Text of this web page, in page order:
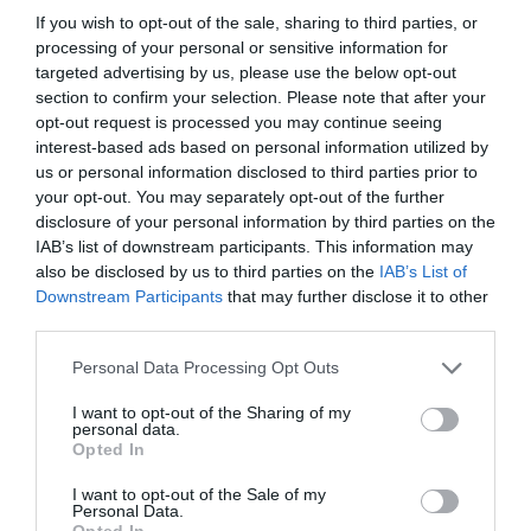
If you wish to opt-out of the sale, sharing to third parties, or
processing of your personal or sensitive information for
targeted advertising by us, please use the below opt-out
section to confirm your selection. Please note that after your
opt-out request is processed you may continue seeing
interest-based ads based on personal information utilized by
us or personal information disclosed to third parties prior to
your opt-out. You may separately opt-out of the further
disclosure of your personal information by third parties on the
IAB’s list of downstream participants. This information may
also be disclosed by us to third parties on the IAB’s List of
Downstream Participants that may further disclose it to other
Personal Data Processing Opt Outs
I want to opt-out of the Sharing of my
personal data.
Opted In
I want to opt-out of the Sale of my
Personal Data.
τις καμέλιες), Κωνσταντίνου Χρηστομάνου (Η κερένια
κούκλα), Μαρίας Ιορδανίδου (Λωξάντρα) και Μένη
Κουμανταρέα (Η κυρία Κούλα). To 2012, σε συνεργασία
με τον Γιώργο Κιμούλη, διασκεύασε το έργο των Theo
Van Gogh και Theodor Holman Η συνέντευξη. Έργα του
έχουν μεταφραστεί στα αγγλικά, γαλλικά, ισπανικά και
πορτογαλικά και έχουν παρουσιαστεί στην Αγγλία, την
Ισπανία, την Πορτογαλία και το Βέλγιο. Το σύνολο των
μέχρι τώρα έργων του κυκλοφορεί από τις εκδόσεις
Αιγόκερως. Από το 2008 διδάσκει Δραματολογία στην
Ανώτερη Δραματική Σχολή «Ανδρέας Βουτσινάς». Ζει
στη Θεσσαλονίκη.
Ο Ιωάννης Κονδυλάκης γεννήθηκε στη Βιάννο της
την οικογένειά του να εγκατασταθεί στον Πειραιά από